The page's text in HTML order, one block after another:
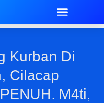
Kurban Di
Cilacap
M4ti,